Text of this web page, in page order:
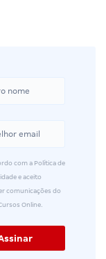
com a Política de
e aceito
comunicações do
Online.